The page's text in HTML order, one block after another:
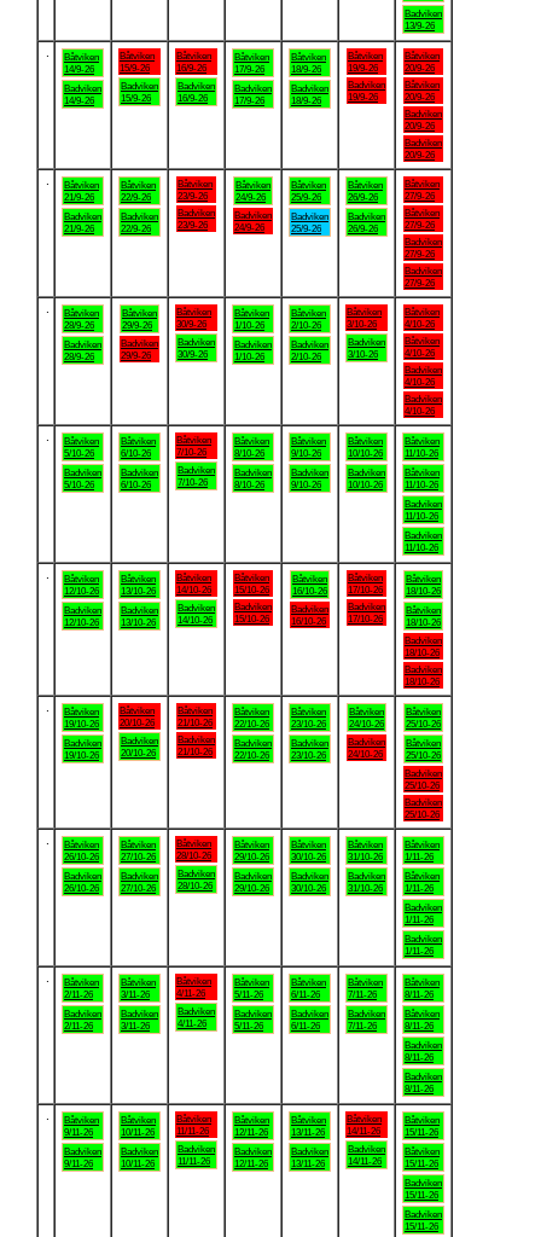
Badviken
13/9-26
Båtviken
14/9-26
Badviken
14/9-26
Båtviken
15/9-26
Badviken
15/9-26
Båtviken
16/9-26
Badviken
16/9-26
Båtviken
17/9-26
Badviken
17/9-26
Båtviken
18/9-26
Badviken
18/9-26
Båtviken
19/9-26
Badviken
19/9-26
Båtviken
20/9-26
Båtviken
20/9-26
Badviken
20/9-26
Badviken
20/9-26
Båtviken
21/9-26
Badviken
21/9-26
Båtviken
22/9-26
Badviken
22/9-26
Båtviken
23/9-26
Badviken
23/9-26
Båtviken
24/9-26
Badviken
24/9-26
Båtviken
25/9-26
Badviken
25/9-26
Båtviken
26/9-26
Badviken
26/9-26
Båtviken
27/9-26
Båtviken
27/9-26
Badviken
27/9-26
Badviken
27/9-26
Båtviken
28/9-26
Badviken
28/9-26
Båtviken
29/9-26
Badviken
29/9-26
Båtviken
30/9-26
Badviken
30/9-26
Båtviken
1/10-26
Badviken
1/10-26
Båtviken
2/10-26
Badviken
2/10-26
Båtviken
3/10-26
Badviken
3/10-26
Båtviken
4/10-26
Båtviken
4/10-26
Badviken
4/10-26
Badviken
4/10-26
Båtviken
5/10-26
Badviken
5/10-26
Båtviken
6/10-26
Badviken
6/10-26
Båtviken
7/10-26
Badviken
7/10-26
Båtviken
8/10-26
Badviken
8/10-26
Båtviken
9/10-26
Badviken
9/10-26
Båtviken
10/10-26
Badviken
10/10-26
Båtviken
11/10-26
Båtviken
11/10-26
Badviken
11/10-26
Badviken
11/10-26
Båtviken
12/10-26
Badviken
12/10-26
Båtviken
13/10-26
Badviken
13/10-26
Båtviken
14/10-26
Badviken
14/10-26
Båtviken
15/10-26
Badviken
15/10-26
Båtviken
16/10-26
Badviken
16/10-26
Båtviken
17/10-26
Badviken
17/10-26
Båtviken
18/10-26
Båtviken
18/10-26
Badviken
18/10-26
Badviken
18/10-26
Båtviken
19/10-26
Badviken
19/10-26
Båtviken
20/10-26
Badviken
20/10-26
Båtviken
21/10-26
Badviken
21/10-26
Båtviken
22/10-26
Badviken
22/10-26
Båtviken
23/10-26
Badviken
23/10-26
Båtviken
24/10-26
Badviken
24/10-26
Båtviken
25/10-26
Båtviken
25/10-26
Badviken
25/10-26
Badviken
25/10-26
Båtviken
26/10-26
Badviken
26/10-26
Båtviken
27/10-26
Badviken
27/10-26
Båtviken
28/10-26
Badviken
28/10-26
Båtviken
29/10-26
Badviken
29/10-26
Båtviken
30/10-26
Badviken
30/10-26
Båtviken
31/10-26
Badviken
31/10-26
Båtviken
1/11-26
Båtviken
1/11-26
Badviken
1/11-26
Badviken
1/11-26
Båtviken
2/11-26
Badviken
2/11-26
Båtviken
3/11-26
Badviken
3/11-26
Båtviken
4/11-26
Badviken
4/11-26
Båtviken
5/11-26
Badviken
5/11-26
Båtviken
6/11-26
Badviken
6/11-26
Båtviken
7/11-26
Badviken
7/11-26
Båtviken
8/11-26
Båtviken
8/11-26
Badviken
8/11-26
Badviken
8/11-26
Båtviken
9/11-26
Badviken
9/11-26
Båtviken
10/11-26
Badviken
10/11-26
Båtviken
11/11-26
Badviken
11/11-26
Båtviken
12/11-26
Badviken
12/11-26
Båtviken
13/11-26
Badviken
13/11-26
Båtviken
14/11-26
Badviken
14/11-26
Båtviken
15/11-26
Båtviken
15/11-26
Badviken
15/11-26
Badviken
15/11-26